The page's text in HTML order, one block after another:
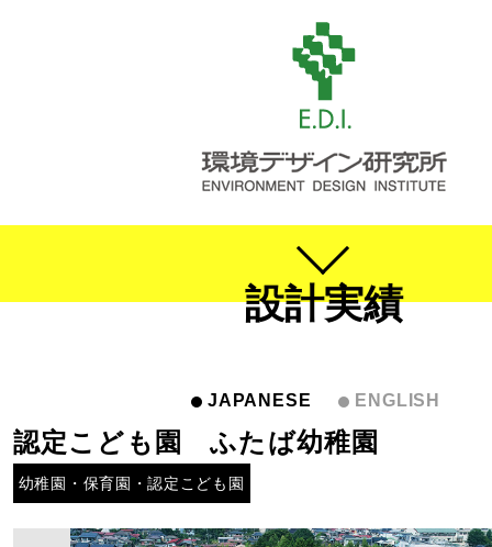
設計実績
JAPANESE ENGLISH
認定こども園 ふたば幼稚園
幼稚園・保育園・認定こども園